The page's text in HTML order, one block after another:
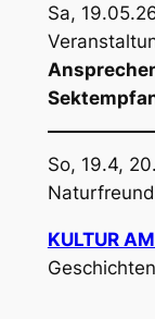
Sa,
So, 19.4,
KULTUR